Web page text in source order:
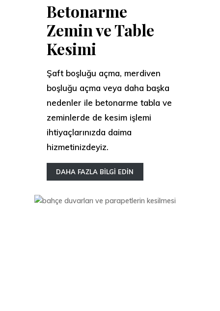
Betonarme
Zemin ve Table
Kesimi
Şaft boşluğu açma, merdiven
boşluğu açma veya daha başka
nedenler ile betonarme tabla ve
zeminlerde de kesim işlemi
ihtiyaçlarınızda daima
hizmetinizdeyiz.
DAHA FAZLA BİLGİ EDİN